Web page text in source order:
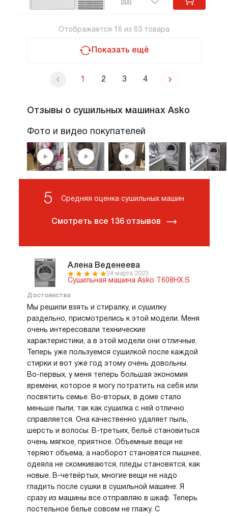
Отображается 16 из 63 товара
Показать ещё
1 2 3 4
Отзывы о сушильных машинах Asko
Фото и видео покупателей
Алена Веденеева
24 марта 2023
Сушильная машина Asko T608HX.S
Достоинства
Мы решили взять и стиралку, и сушилку
раздельно, присмотрелись к этой модели. Меня
очень интересовали технические
характеристики, а в этой модели они отличные.
Теперь уже пользуемся сушилкой после каждой
стирки и вот уже год этому очень довольны.
Во-первых, у меня теперь большая экономия
времени, которое я могу потратить на себя или
посвятить семье. Во-вторых, в доме стало
меньше пыли, так как сушилка с ней отлично
справляется. Она качественно удаляет пыль,
шерсть и волосы. В-третьих, бельё становиться
очень мягкое, приятное. Объемные вещи не
теряют объема, а наоборот становятся пышнее,
одеяла не скомкиваются, пледы становятся, как
новые. В-четвёртых, многие вещи не надо
гладить после сушки в сушильной машине. Я
сразу из машины все отправляю в шкаф. Теперь
постельное белье совсем не глажу. С
5 Средняя оценка сушильных машин
Смотреть все 136 отзывов